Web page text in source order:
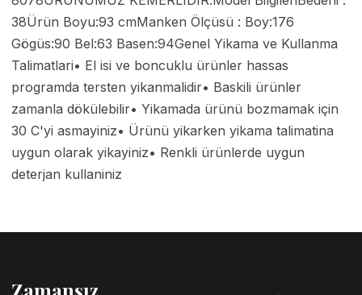
38Ürün Boyu:93 cmManken Ölçüsü : Boy:176
Gögüs:90 Bel:63 Basen:94Genel Yikama ve Kullanma
Talimatlari• El isi ve boncuklu ürünler hassas
programda tersten yikanmalidir• Baskili ürünler
zamanla dökülebilir• Yikamada ürünü bozmamak için
30 C'yi asmayiniz• Ürünü yikarken yikama talimatina
uygun olarak yikayiniz• Renkli ürünlerde uygun
deterjan kullaniniz